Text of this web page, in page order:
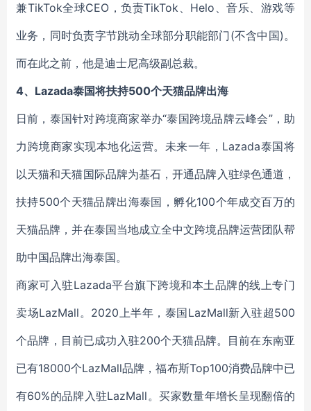
兼TikTok全球CEO，负责TikTok、Helo、音乐、游戏等
业务，同时负责字节跳动全球部分职能部门(不含中国)。
而在此之前，他是迪士尼高级副总裁。
4、Lazada泰国将扶持500个天猫品牌出海
日前，泰国针对跨境商家举办“泰国跨境品牌云峰会”，助
力跨境商家实现本地化运营。未来一年，Lazada泰国将
以天猫和天猫国际品牌为基石，开通品牌入驻绿色通道，
扶持500个天猫品牌出海泰国，孵化100个年成交百万的
天猫品牌，并在泰国当地成立全中文跨境品牌运营团队帮
助中国品牌出海泰国。
商家可入驻Lazada平台旗下跨境和本土品牌的线上专门
卖场LazMall。2020上半年，泰国LazMall新入驻超500
个品牌，目前已成功入驻200个天猫品牌。目前在东南亚
已有18000个LazMall品牌，福布斯Top100消费品牌中已
有60%的品牌入驻LazMall。买家数量年增长呈现翻倍的